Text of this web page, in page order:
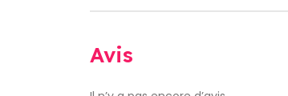
Avis